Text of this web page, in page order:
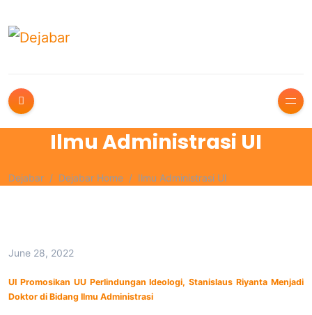
Ilmu Administrasi UI
Dejabar Dejabar Home Ilmu Administrasi UI
June 28, 2022
UI Promosikan UU Perlindungan Ideologi, Stanislaus Riyanta Menjadi
Doktor di Bidang Ilmu Administrasi